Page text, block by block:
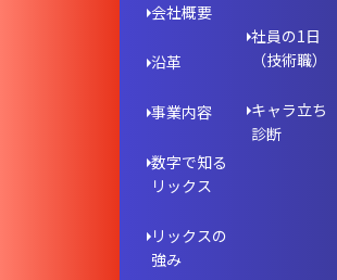
会社概要
沿革
事業内容
数字で知る
リックス
リックスの
強み
社員の1日
（技術職）
キャラ立ち
診断